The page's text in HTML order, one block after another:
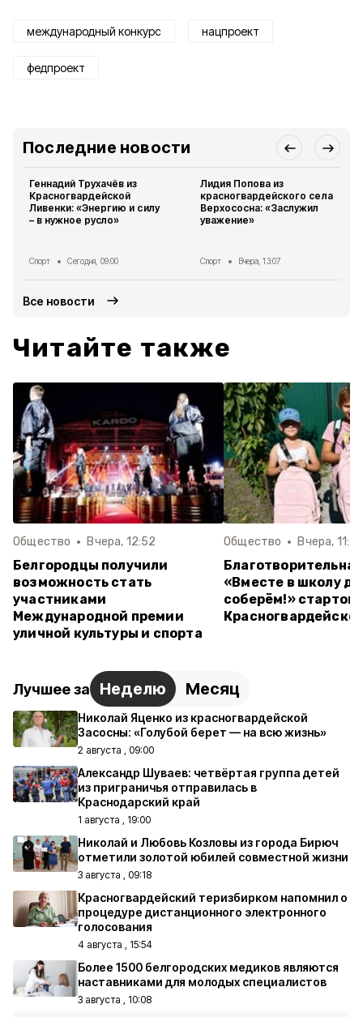
международный конкурс нацпроект
федпроект
Последние новости
Геннадий Трухачёв из
Красногвардейской
Ливенки: «Энергию и силу
– в нужное русло»
Спорт Сегодня, 09:00
Лидия Попова из
красногвардейского села
Верхососна: «Заслужил
уважение»
Спорт Вчера, 13:07
Все новости
Читайте также
Общество Вчера, 12:52
Белгородцы получили
возможность стать
участниками
Международной премии
уличной культуры и спорта
Общество Вчера,
«Вместе в школу
соберём!»
Лучшее за Неделю Месяц
Николай Яценко из красногвардейской
Засосны: «Голубой берет — на всю жизнь»
2 августа , 09:00
Александр Шуваев: четвёртая группа детей
из приграничья отправилась в
Краснодарский край
1 августа , 19:00
Николай и Любовь Козловы из города Бирюч
отметили золотой юбилей совместной жизни
3 августа , 09:18
Красногвардейский теризбирком напомнил о
процедуре дистанционного электронного
голосования
4 августа , 15:54
Более 1500 белгородских медиков являются
наставниками для молодых специалистов
3 августа , 10:08